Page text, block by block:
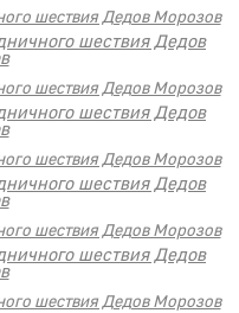
шествия Дедов
шествия Дедов
шествия Дедов
шествия Дедов